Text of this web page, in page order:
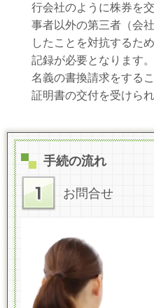
行会社のように株券を
事者以外の第三者（会
したことを対抗するた
記録が必要となります
名義の書換請求をする
証明書の交付を受けられ
手続の流れ
お問合せ